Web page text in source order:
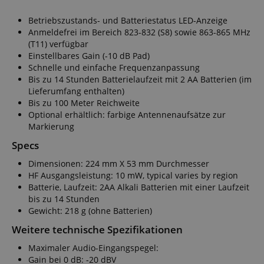
Betriebszustands- und Batteriestatus LED-Anzeige
Anmeldefrei im Bereich 823-832 (S8) sowie 863-865 MHz
(T11) verfügbar
Einstellbares Gain (-10 dB Pad)
Schnelle und einfache Frequenzanpassung
Bis zu 14 Stunden Batterielaufzeit mit 2 AA Batterien (im
Lieferumfang enthalten)
Bis zu 100 Meter Reichweite
Optional erhältlich: farbige Antennenaufsätze zur
Markierung
Specs
Dimensionen: 224 mm X 53 mm Durchmesser
HF Ausgangsleistung: 10 mW, typical varies by region
Batterie, Laufzeit: 2AA Alkali Batterien mit einer Laufzeit
bis zu 14 Stunden
Gewicht: 218 g (ohne Batterien)
Weitere technische Spezifikationen
Maximaler Audio-Eingangspegel:
Gain bei 0 dB: -20 dBV